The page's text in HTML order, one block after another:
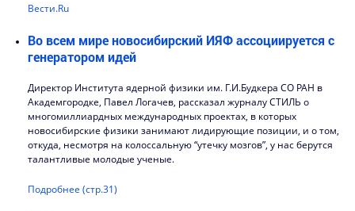
Вести.Ru
Во всем мире новосибирский ИЯФ ассоциируется с
генератором идей
Директор Института ядерной физики им. Г.И.Будкера СО РАН в
Академгородке, Павел Логачев, рассказал журналу СТИЛЬ о
многомиллиардных международных проектах, в которых
новосибирские физики занимают лидирующие позиции, и о том,
откуда, несмотря на колоссальную “утечку мозгов”, у нас берутся
талантливые молодые ученые.
Подробнее (стр.31)